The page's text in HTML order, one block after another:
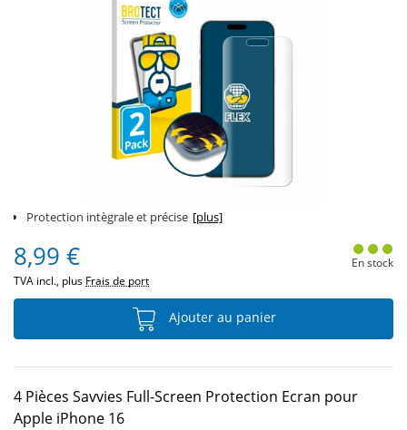
Protection intègrale et précise [plus]
8,99 €
TVA incl., plus Frais de port
En stock
Ajouter au panier
4 Pièces Savvies Full-Screen Protection Ecran pour
Apple iPhone 16